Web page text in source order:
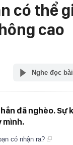
có thể
cao
Nghe đọc bài
đã nghèo. Sự
mình.
có nhận ra?